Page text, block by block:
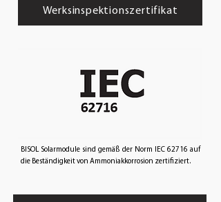
Werksinspektionszertifikat
BISOL Solarmodule sind gemäß der Norm IEC 62716 auf
die Beständigkeit von Ammoniakkorrosion zertifiziert.